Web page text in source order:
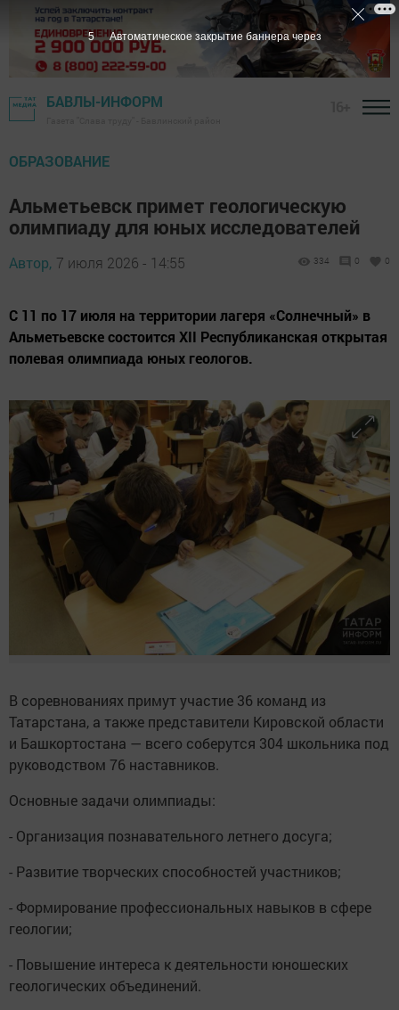
БАВЛЫ-ИНФОРМ
ОБРАЗОВАНИЕ
Альметьевск примет геологическую
олимпиаду для юных исследователей
Автор, 7 июля 2026 - 14:55 334 0 0
С 11 по 17 июля на территории лагеря «Солнечный» в
Альметьевске состоится XII Республиканская открытая
полевая олимпиада юных геологов.
В соревнованиях примут участие 36 команд из
Татарстана, а также представители Кировской области
и Башкортостана — всего соберутся 304 школьника под
руководством 76 наставников.
Основные задачи олимпиады:
- Организация познавательного летнего досуга;
- Развитие творческих способностей участников;
- Формирование профессиональных навыков в сфере
геологии;
- Повышение интереса к деятельности юношеских
геологических объединений.
3 Автоматическое закрытие баннера через